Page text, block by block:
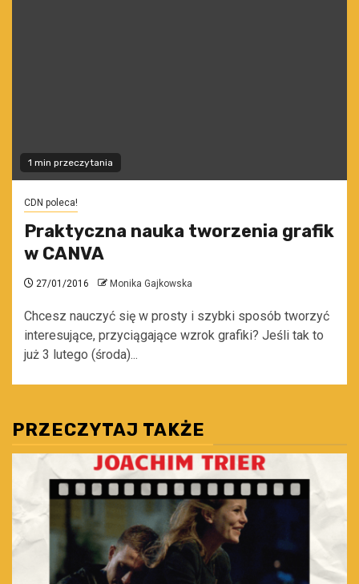
1 min przeczytania
CDN poleca!
Praktyczna nauka tworzenia grafik
w CANVA
27/01/2016 Monika Gajkowska
Chcesz nauczyć się w prosty i szybki sposób tworzyć
interesujące, przyciągające wzrok grafiki? Jeśli tak to
już 3 lutego (środa)...
PRZECZYTAJ TAKŻE